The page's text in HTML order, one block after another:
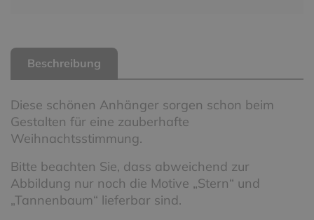
Beschreibung
Diese schönen Anhänger sorgen schon beim
Gestalten für eine zauberhafte
Weihnachtsstimmung.
Bitte beachten Sie, dass abweichend zur
Abbildung nur noch die Motive „Stern“ und
„Tannenbaum“ lieferbar sind.